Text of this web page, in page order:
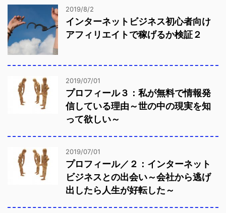
2019/8/2
インターネットビジネス初心者向け
アフィリエイトで稼げるか検証２
2019/07/01
プロフィール３：私が無料で情報発
信している理由～世の中の現実を知
って欲しい～
2019/07/01
プロフィール／２：インターネット
ビジネスとの出会い～会社から逃げ
出したら人生が好転した～